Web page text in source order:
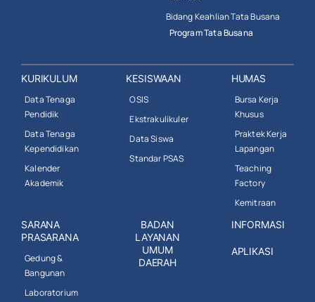
Bidang Keahlian Tata Busana
Program Tata Busana
KURIKULUM
Data Tenaga
Pendidik
Data Tenaga
Kependidikan
Kalender
Akademik
KESISWAAN
OSIS
Ekstrakulikuler
Data Siswa
Standar PSAS
HUMAS
Bursa Kerja
Khusus
Praktek Kerja
Lapangan
Teaching
Factory
Kemitraan
SARANA
PRASARANA
Gedung &
Bangunan
Laboratorium
BADAN
LAYANAN
UMUM
DAERAH
INFORMASI
APLIKASI